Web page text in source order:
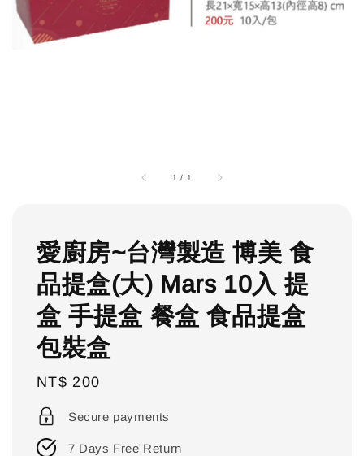
1 / 1
愛廚房~台灣製造 博美 食
品提盒(大) Mars 10入 提
盒 手提盒 餐盒 食品提盒
包裝盒
Regular
price
NT$ 200
Secure payments
7 Days Free Return